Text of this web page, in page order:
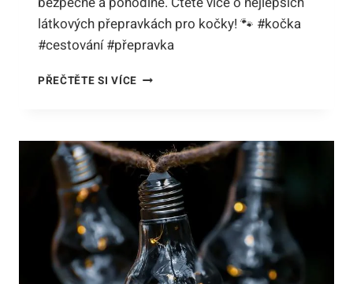
látkových přepravkách pro kočky! 🐾 #kočka
#cestování #přepravka
PŘEČTĚTE SI VÍCENEJLEPŠÍ
KOČKY:
STYLOVÉ
A
POHODLNÉ
CESTOVÁNÍ
PRO
VAŠEHO
MŇOUKÁNÍ!